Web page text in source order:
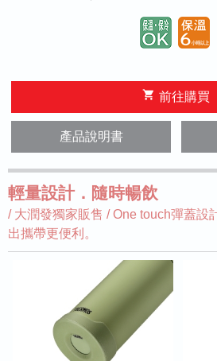
shopping_cart 前往購買
產品說明書
輕量設計．隨時暢飲
/ 大潤發獨家販售 / One touch彈蓋設
出攜帶更便利。